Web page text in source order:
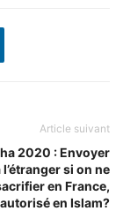
Article suivant
2020 : Envoyer
l’étranger si on ne
en France,
en Islam?